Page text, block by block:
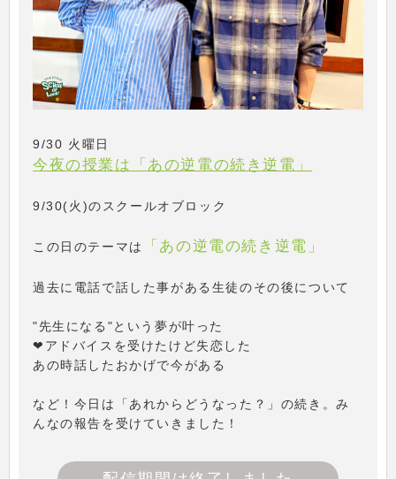
9/30 火曜日
今夜の授業は「あの逆電の続き逆電」
9/30(火)のスクールオブロック
この日のテーマは 「あの逆電の続き逆電」
過去に電話で話した事がある生徒のその後について
"先生になる"という夢が叶った
❤アドバイスを受けたけど失恋した
あの時話したおかげで今がある
など！今日は「あれからどうなった？」の続き。み
んなの報告を受けていきました！